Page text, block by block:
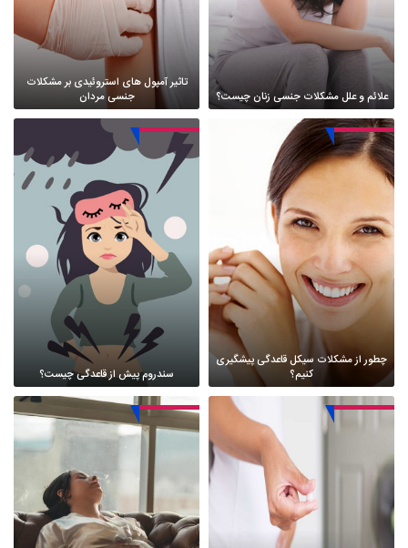
علائم و علل مشکلات جنسی زنان چیست؟
تاثیر آمپول های استروئیدی بر مشکلات
جنسی مردان
چطور از مشکلات سیکل قاعدگی پیشگیری
کنیم؟
سندروم پیش از قاعدگی چیست؟